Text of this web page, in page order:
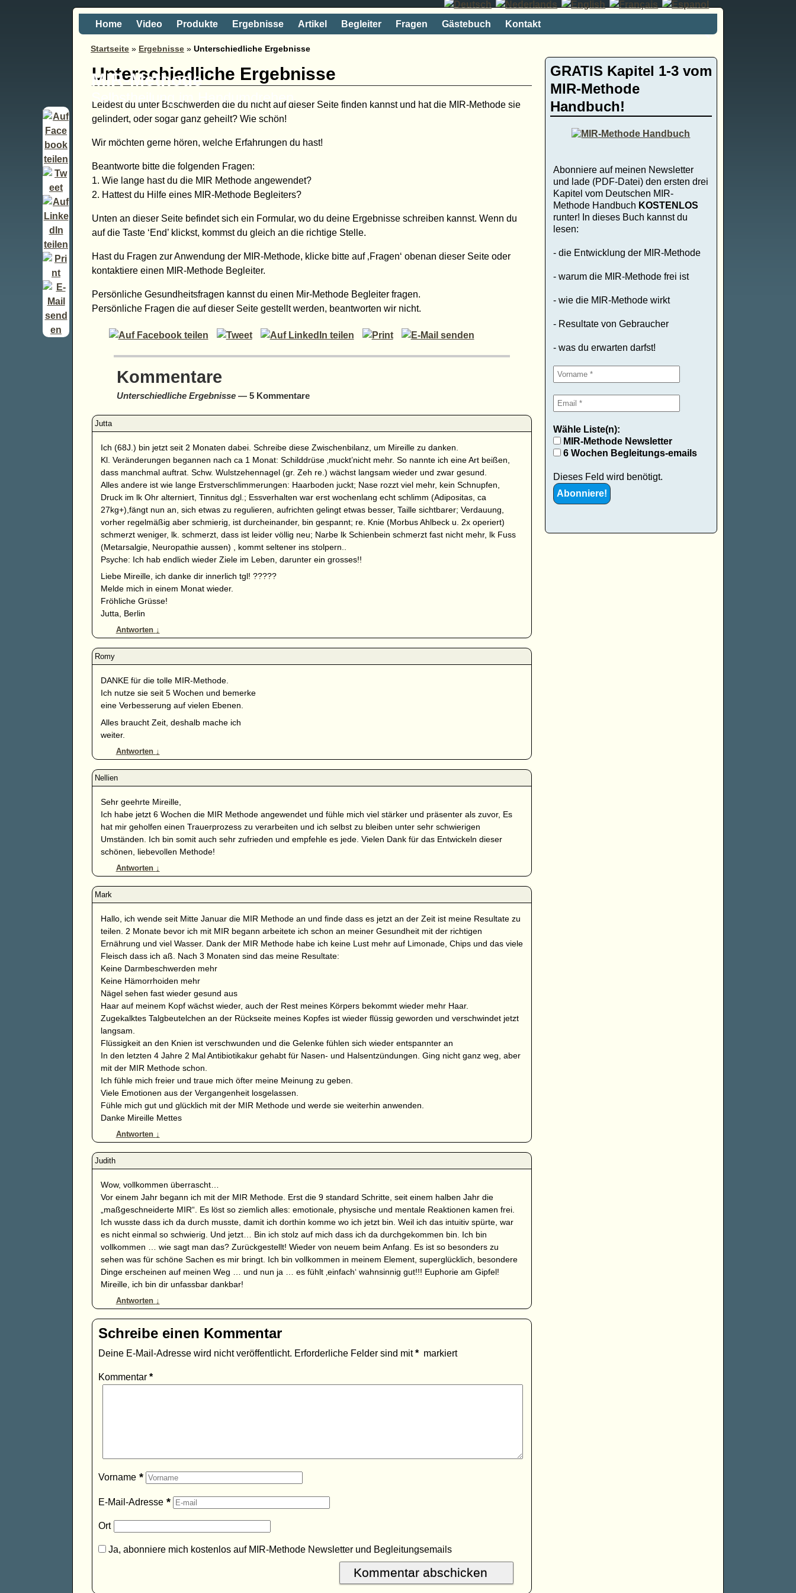
MIR-Methode
Selbstheilung im Handumdrehen
Home Video Produkte Ergebnisse Artikel Begleiter Fragen Gästebuch Kontakt
Startseite » Ergebnisse » Unterschiedliche Ergebnisse
Unterschiedliche Ergebnisse
Leidest du unter Beschwerden die du nicht auf dieser Seite finden kannst und hat die MIR-Methode sie
gelindert, oder sogar ganz geheilt? Wie schön!
Wir möchten gerne hören, welche Erfahrungen du hast!
Beantworte bitte die folgenden Fragen:
1. Wie lange hast du die MIR Methode angewendet?
2. Hattest du Hilfe eines MIR-Methode Begleiters?
Unten an dieser Seite befindet sich ein Formular, wo du deine Ergebnisse schreiben kannst. Wenn du
auf die Taste ‘End’ klickst, kommst du gleich an die richtige Stelle.
Hast du Fragen zur Anwendung der MIR-Methode, klicke bitte auf ‚Fragen‘ obenan dieser Seite oder
kontaktiere einen MIR-Methode Begleiter.
Persönliche Gesundheitsfragen kannst du einen Mir-Methode Begleiter fragen.
Persönliche Fragen die auf dieser Seite gestellt werden, beantworten wir nicht.
Kommentare
Unterschiedliche Ergebnisse— 5 Kommentare
Ich (68J.) bin jetzt seit 2 Monaten dabei. Schreibe diese Zwischenbilanz, um Mireille zu danken.
Kl. Veränderungen begannen nach ca 1 Monat: Schilddrüse ‚muckt’nicht mehr. So nannte ich eine Art beißen,
dass manchmal auftrat. Schw. Wulstzehennagel (gr. Zeh re.) wächst langsam wieder und zwar gesund.
Alles andere ist wie lange Erstverschlimmerungen: Haarboden juckt; Nase rozzt viel mehr, kein Schnupfen,
Druck im lk Ohr alterniert, Tinnitus dgl.; Essverhalten war erst wochenlang echt schlimm (Adipositas, ca
27kg+),fängt nun an, sich etwas zu regulieren, aufrichten gelingt etwas besser, Taille sichtbarer; Verdauung,
vorher regelmäßig aber schmierig, ist durcheinander, bin gespannt; re. Knie (Morbus Ahlbeck u. 2x operiert)
schmerzt weniger, lk. schmerzt, dass ist leider völlig neu; Narbe lk Schienbein schmerzt fast nicht mehr, lk Fuss
(Metarsalgie, Neuropathie aussen) , kommt seltener ins stolpern..
Psyche: Ich hab endlich wieder Ziele im Leben, darunter ein grosses!!
Liebe Mireille, ich danke dir innerlich tgl! ?????
Melde mich in einem Monat wieder.
Fröhliche Grüsse!
Jutta, Berlin
Antworten ↓
DANKE für die tolle MIR-Methode.
Ich nutze sie seit 5 Wochen und bemerke
eine Verbesserung auf vielen Ebenen.
Alles braucht Zeit, deshalb mache ich
weiter.
Antworten ↓
Sehr geehrte Mireille,
Ich habe jetzt 6 Wochen die MIR Methode angewendet und fühle mich viel stärker und präsenter als zuvor, Es
hat mir geholfen einen Trauerprozess zu verarbeiten und ich selbst zu bleiben unter sehr schwierigen
Umständen. Ich bin somit auch sehr zufrieden und empfehle es jede. Vielen Dank für das Entwickeln dieser
schönen, liebevollen Methode!
Antworten ↓
Hallo, ich wende seit Mitte Januar die MIR Methode an und finde dass es jetzt an der Zeit ist meine Resultate zu
teilen. 2 Monate bevor ich mit MIR begann arbeitete ich schon an meiner Gesundheit mit der richtigen
Ernährung und viel Wasser. Dank der MIR Methode habe ich keine Lust mehr auf Limonade, Chips und das viele
Fleisch dass ich aß. Nach 3 Monaten sind das meine Resultate:
Keine Darmbeschwerden mehr
Keine Hämorrhoiden mehr
Nägel sehen fast wieder gesund aus
Haar auf meinem Kopf wächst wieder, auch der Rest meines Körpers bekommt wieder mehr Haar.
Zugekalktes Talgbeutelchen an der Rückseite meines Kopfes ist wieder flüssig geworden und verschwindet jetzt
langsam.
Flüssigkeit an den Knien ist verschwunden und die Gelenke fühlen sich wieder entspannter an
In den letzten 4 Jahre 2 Mal Antibiotikakur gehabt für Nasen- und Halsentzündungen. Ging nicht ganz weg, aber
mit der MIR Methode schon.
Ich fühle mich freier und traue mich öfter meine Meinung zu geben.
Viele Emotionen aus der Vergangenheit losgelassen.
Fühle mich gut und glücklich mit der MIR Methode und werde sie weiterhin anwenden.
Danke Mireille Mettes
Antworten ↓
Wow, vollkommen überrascht…
Vor einem Jahr begann ich mit der MIR Methode. Erst die 9 standard Schritte, seit einem halben Jahr die
„maßgeschneiderte MIR“. Es löst so ziemlich alles: emotionale, physische und mentale Reaktionen kamen frei.
Ich wusste dass ich da durch musste, damit ich dorthin komme wo ich jetzt bin. Weil ich das intuitiv spürte, war
es nicht einmal so schwierig. Und jetzt… Bin ich stolz auf mich dass ich da durchgekommen bin. Ich bin
vollkommen … wie sagt man das? Zurückgestellt! Wieder von neuem beim Anfang. Es ist so besonders zu
sehen was für schöne Sachen es mir bringt. Ich bin vollkommen in meinem Element, superglücklich, besondere
Dinge erscheinen auf meinen Weg … und nun ja … es fühlt ‚einfach‘ wahnsinnig gut!!! Euphorie am Gipfel!
Mireille, ich bin dir unfassbar dankbar!
Antworten ↓
Schreibe einen Kommentar
Deine E-Mail-Adresse wird nicht veröffentlicht. Erforderliche Felder sind mit* markiert
Kommentar *
Vorname *
E-Mail-Adresse *
Ort
Ja, abonniere mich kostenlos auf MIR-Methode Newsletter und Begleitungsemails
GRATIS Kapitel 1-3 vom
MIR-Methode
Handbuch!
Abonniere auf meinen Newsletter
und lade (PDF-Datei) den ersten drei
Kapitel vom Deutschen MIR-
Methode Handbuch KOSTENLOS
runter! In dieses Buch kannst du
lesen:
- die Entwicklung der MIR-Methode
- warum die MIR-Methode frei ist
- wie die MIR-Methode wirkt
- Resultate von Gebraucher
- was du erwarten darfst!
Wähle Liste(n):
MIR-Methode Newsletter
6 Wochen Begleitungs-emails
Dieses Feld wird benötigt.